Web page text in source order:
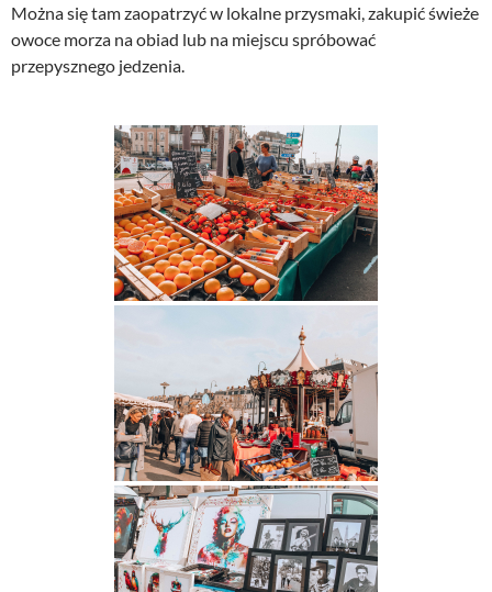
Można się tam zaopatrzyć w lokalne przysmaki, zakupić świeże
owoce morza na obiad lub na miejscu spróbować
przepysznego jedzenia.